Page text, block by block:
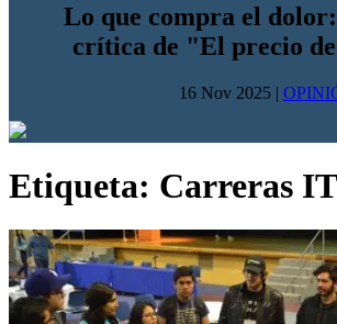
Lo que compra el
crítica de "El precio
16 Nov 2025 |
Etiqueta: Carreras